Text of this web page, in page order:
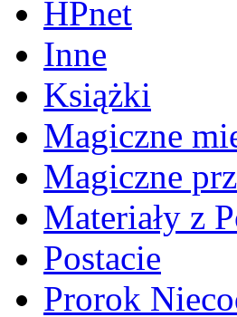
HPnet
Inne
Książki
Magiczne
Magiczne
Materiały z
Postacie
Prorok